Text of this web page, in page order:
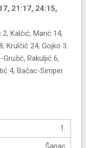
21:17, 24:15,
Kalčić, Marić 14,
Krulčić 24, Gojko 3.
Rakuljić 6,
4, Bačac-Simper
1.
Šanac